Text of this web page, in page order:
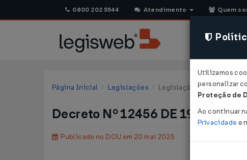
0800 202 5544 Atendimento Quem
Página Inicial Legislações Legislação Federal
Decreto Nº 12456 DE 19/05/
Publicado no DOU em 20 mai 2025
Utilizamos
personalizar
Proteção de
Ao continuar
Privacidade e